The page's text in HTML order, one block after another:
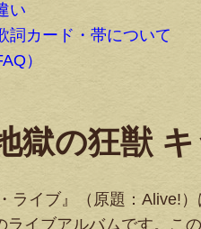
い
詞カード・帯について
）
獄の狂獣
ライブ』（原題：Alive!
ライブアルバムです。こ